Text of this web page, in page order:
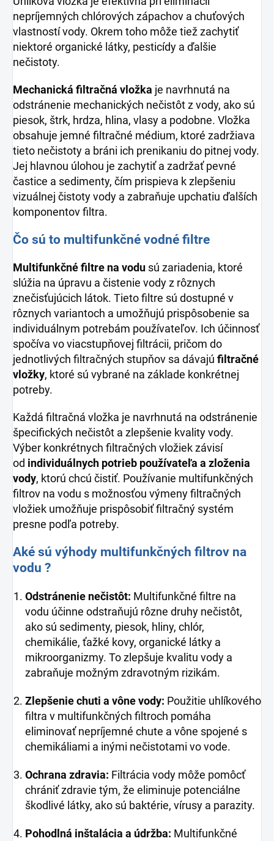
nepríjemných chlórových zápachov a chuťových
vlastností vody. Okrem toho môže tiež zachytiť
niektoré organické látky, pesticídy a ďalšie
nečistoty.
Mechanická filtračná vložka je navrhnutá na
odstránenie mechanických nečistôt z vody, ako sú
piesok, štrk, hrdza, hlina, vlasy a podobne. Vložka
obsahuje jemné filtračné médium, ktoré zadržiava
tieto nečistoty a bráni ich prenikaniu do pitnej vody.
Jej hlavnou úlohou je zachytiť a zadržať pevné
častice a sedimenty, čím prispieva k zlepšeniu
vizuálnej čistoty vody a zabraňuje upchatiu ďalších
komponentov filtra.
Čo sú to multifunkčné vodné filtre
Multifunkčné filtre na vodu sú zariadenia, ktoré
slúžia na úpravu a čistenie vody z rôznych
znečisťujúcich látok. Tieto filtre sú dostupné v
rôznych variantoch a umožňujú prispôsobenie sa
individuálnym potrebám používateľov. Ich účinnosť
spočíva vo viacstupňovej filtrácii, pričom do
jednotlivých filtračných stupňov sa dávajú filtračné
vložky, ktoré sú vybrané na základe konkrétnej
potreby.
Každá filtračná vložka je navrhnutá na odstránenie
špecifických nečistôt a zlepšenie kvality vody.
Výber konkrétnych filtračných vložiek závisí
od individuálnych potrieb používateľa a zloženia
vody, ktorú chcú čistiť. Používanie multifunkčných
filtrov na vodu s možnosťou výmeny filtračných
vložiek umožňuje prispôsobiť filtračný systém
presne podľa potreby.
Aké sú výhody multifunkčných filtrov na
vodu ?
Odstránenie nečistôt: Multifunkčné filtre na
vodu účinne odstraňujú rôzne druhy nečistôt,
ako sú sedimenty, piesok, hliny, chlór,
chemikálie, ťažké kovy, organické látky a
mikroorganizmy. To zlepšuje kvalitu vody a
zabraňuje možným zdravotným rizikám.
Zlepšenie chuti a vône vody: Použitie uhlíkového
filtra v multifunkčných filtroch pomáha
eliminovať nepríjemné chute a vône spojené s
chemikáliami a inými nečistotami vo vode.
Ochrana zdravia: Filtrácia vody môže pomôcť
chrániť zdravie tým, že eliminuje potenciálne
škodlivé látky, ako sú baktérie, vírusy a parazity.
Pohodlná inštalácia a údržba: Multifunkčné